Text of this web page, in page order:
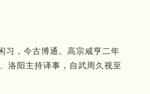
习，今古博通。高宗咸亨二年
洛阳主持译事，自武周久视至